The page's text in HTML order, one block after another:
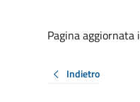
Pagina
Indietro